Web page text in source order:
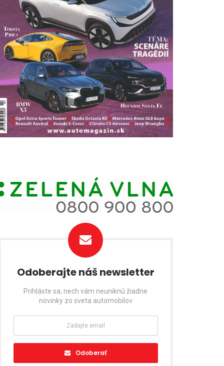
Odoberajte náš newsletter
Prihláste sa, nech vám neuniknú žiadne
novinky zo sveta automobilov
Odoberať